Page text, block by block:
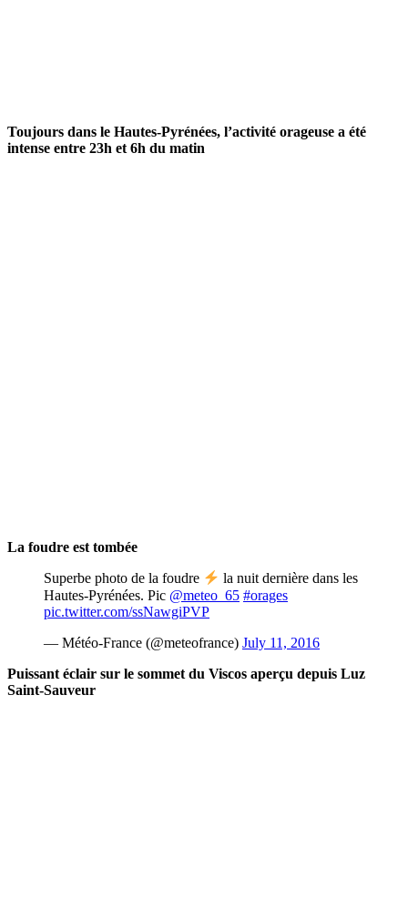
Toujours dans le Hautes-Pyrénées, l’activité orageuse a été
intense entre 23h et 6h du matin
La foudre est tombée
Superbe photo de la foudre
la nuit dernière dans les
Hautes-Pyrénées. Pic @meteo_65 #orages
pic.twitter.com/ssNawgiPVP
— Météo-France (@meteofrance) July 11, 2016
Puissant éclair sur le sommet du Viscos aperçu depuis Luz
Saint-Sauveur